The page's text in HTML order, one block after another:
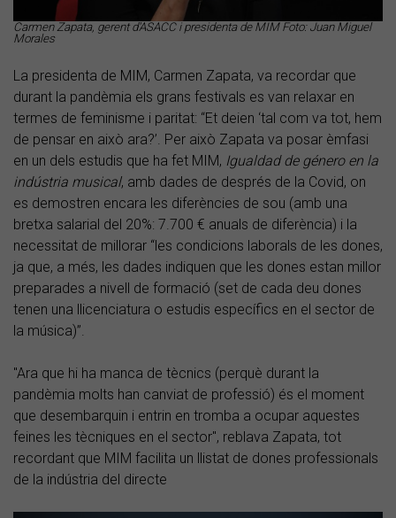
Carmen Zapata, gerent d'ASACC i presidenta de MIM Foto: Juan Miguel
Morales
La presidenta de MIM, Carmen Zapata, va recordar que
durant la pandèmia els grans festivals es van relaxar en
termes de feminisme i paritat: “Et deien ‘tal com va tot, hem
de pensar en això ara?’. Per això Zapata va posar èmfasi
en un dels estudis que ha fet MIM, Igualdad de género en la
indústria musical, amb dades de després de la Covid, on
es demostren encara les diferències de sou (amb una
bretxa salarial del 20%: 7.700 € anuals de diferència) i la
necessitat de millorar “les condicions laborals de les dones,
ja que, a més, les dades indiquen que les dones estan millor
preparades a nivell de formació (set de cada deu dones
tenen una llicenciatura o estudis específics en el sector de
la música)”.
"Ara que hi ha manca de tècnics (perquè durant la
pandèmia molts han canviat de professió) és el moment
que desembarquin i entrin en tromba a ocupar aquestes
feines les tècniques en el sector", reblava Zapata, tot
recordant que MIM facilita un llistat de dones professionals
de la indústria del directe